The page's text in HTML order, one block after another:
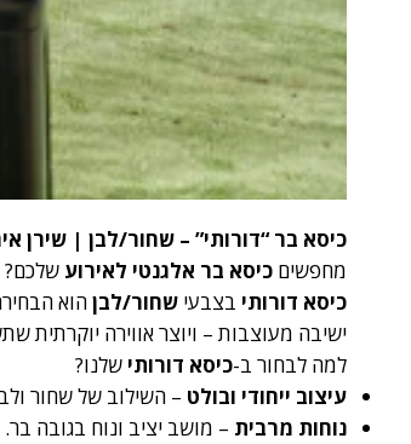
כיסא בר “דורותי” – שחור/לבן | שירן
מחפשיםכיסא בר אלגנטי לאירוע שלכם?
כיסא דורותי בצבעישחור/לבןהוא
ישיבה מעוצבות – ויוצר אווירה יוקרתית
למה לבחור ב-כיסא דורותי שלנו?
עיצוב ייחודי ובולט – השילוב של שחור
נוחות מרבית – מושב יציב ונוח בגובה בר.